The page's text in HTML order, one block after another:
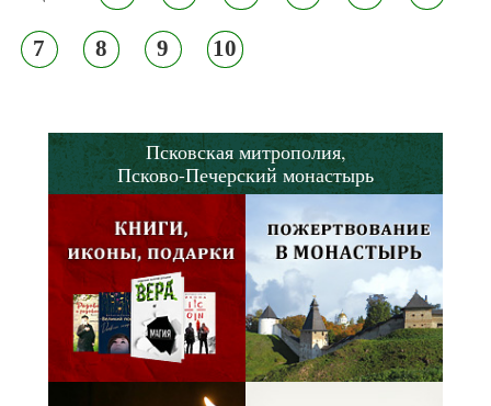
7 8 9 10
Псковская митрополия,
Псково-Печерский монастырь